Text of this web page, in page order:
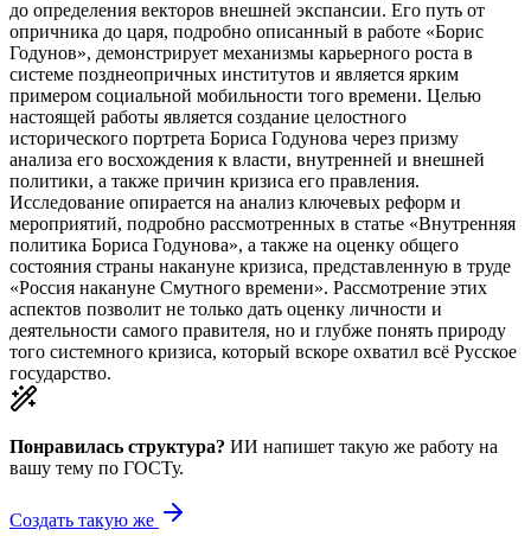
до определения векторов внешней экспансии. Его путь от
опричника до царя, подробно описанный в работе «Борис
Годунов», демонстрирует механизмы карьерного роста в
системе позднеопричных институтов и является ярким
примером социальной мобильности того времени. Целью
настоящей работы является создание целостного
исторического портрета Бориса Годунова через призму
анализа его восхождения к власти, внутренней и внешней
политики, а также причин кризиса его правления.
Исследование опирается на анализ ключевых реформ и
мероприятий, подробно рассмотренных в статье «Внутренняя
политика Бориса Годунова», а также на оценку общего
состояния страны накануне кризиса, представленную в труде
«Россия накануне Смутного времени». Рассмотрение этих
аспектов позволит не только дать оценку личности и
деятельности самого правителя, но и глубже понять природу
того системного кризиса, который вскоре охватил всё Русское
государство.
Понравилась структура? ИИ напишет такую же работу на
вашу тему по ГОСТу.
Создать такую же